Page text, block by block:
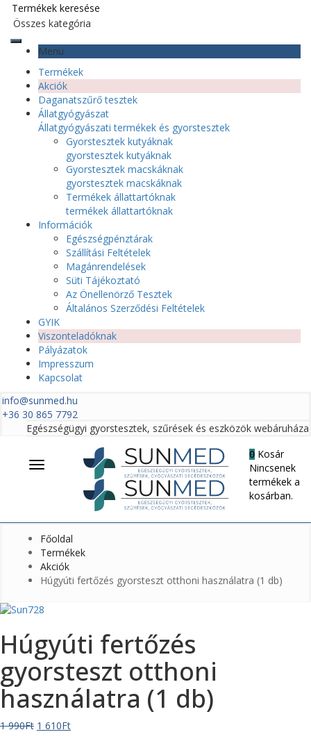
Menü
Termékek
Akciók
Daganatszűrő tesztek
Állatgyógyászat
Állatgyógyászati termékek és gyorstesztek
Gyorstesztek kutyáknak
gyorstesztek kutyáknak
Gyorstesztek macskáknak
gyorstesztek macskáknak
Termékek állattartóknak
termékek állattartóknak
Információk
Egészségpénztárak
Szállítási Feltételek
Magánrendelések
Süti Tájékoztató
Az Önellenörző Tesztek
Általános Szerződési Feltételek
GYIK
Viszonteladóknak
Pályázatok
Impresszum
Kapcsolat
info@sunmed.hu
+36 30 865 7792
Egészségügyi gyorstesztek, szűrések és eszközök webáruháza
Menü
0 Kosár
Nincsenek
termékek a
kosárban.
Főoldal
Termékek
Akciók
Húgyúti fertőzés gyorsteszt otthoni használatra (1 db)
Húgyúti fertőzés
gyorsteszt otthoni
használatra (1 db)
1 990Ft Original
1 610FtCurrent